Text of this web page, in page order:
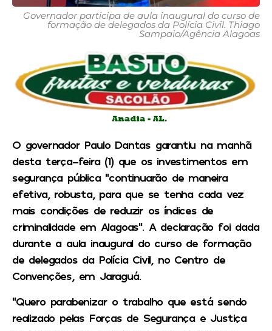
Governador participa de aula inaugural do curso de
formação de delegados da Polícia Civil. Thiago
Sampaio/Agência Alagoas
O governador Paulo Dantas garantiu na manhã
desta terça-feira (1) que os investimentos em
segurança pública “continuarão de maneira
efetiva, robusta, para que se tenha cada vez
mais condições de reduzir os índices de
criminalidade em Alagoas”. A declaração foi dada
durante a aula inaugural do curso de formação
de delegados da Polícia Civil, no Centro de
Convenções, em Jaraguá.
“Quero parabenizar o trabalho que está sendo
realizado pelas Forças de Segurança e Justiça